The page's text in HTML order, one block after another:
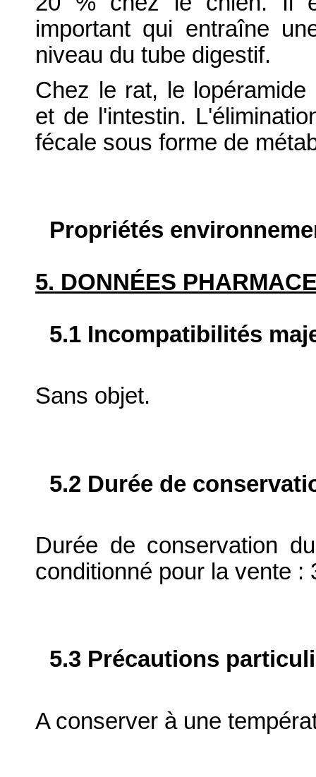
important qui entraîne
niveau du tube digestif.
Chez le rat, le
et de l'intestin.
fécale sous forme de
Propriétés
5. DONNÉES
5.1 Incompatibilités
Sans objet.
5.2 Durée de
Durée de conservation
conditionné pour la vente :
5.3 Précautions
A conserver à une